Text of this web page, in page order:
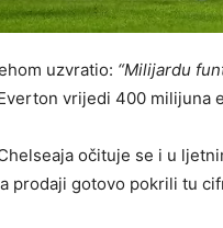
uzvratio: “Milijardu
vrijedi 400 milijuna
očituje se i u
prodaji gotovo pokrili tu